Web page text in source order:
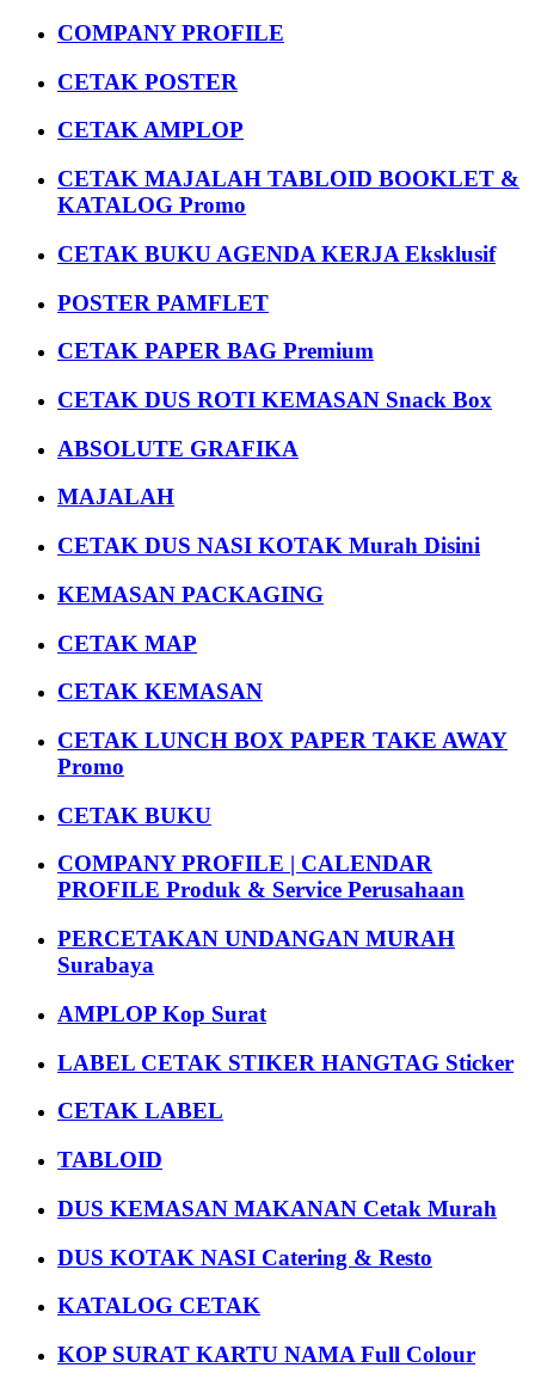
COMPANY PROFILE
CETAK POSTER
CETAK AMPLOP
CETAK MAJALAH TABLOID BOOKLET &
KATALOG Promo
CETAK BUKU AGENDA KERJA Eksklusif
POSTER PAMFLET
CETAK PAPER BAG Premium
CETAK DUS ROTI KEMASAN Snack Box
ABSOLUTE GRAFIKA
MAJALAH
CETAK DUS NASI KOTAK Murah Disini
KEMASAN PACKAGING
CETAK MAP
CETAK KEMASAN
CETAK LUNCH BOX PAPER TAKE AWAY
Promo
CETAK BUKU
COMPANY PROFILE | CALENDAR
PROFILE Produk & Service Perusahaan
PERCETAKAN UNDANGAN MURAH
Surabaya
AMPLOP Kop Surat
LABEL CETAK STIKER HANGTAG Sticker
CETAK LABEL
TABLOID
DUS KEMASAN MAKANAN Cetak Murah
DUS KOTAK NASI Catering & Resto
KATALOG CETAK
KOP SURAT KARTU NAMA Full Colour